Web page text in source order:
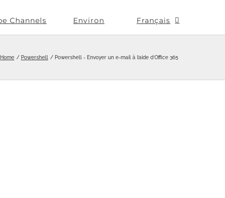
Channels Environ Français
Home Powershell Powershell - Envoyer un e-mail à l’aide d’Office 365